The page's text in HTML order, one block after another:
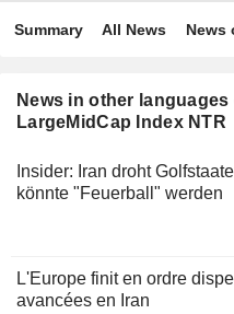
Summary All News News
News in other languages
LargeMidCap Index NTR
Insider: Iran droht
könnte "Feuerball" werden
L'Europe finit en ordre
avancées en Iran